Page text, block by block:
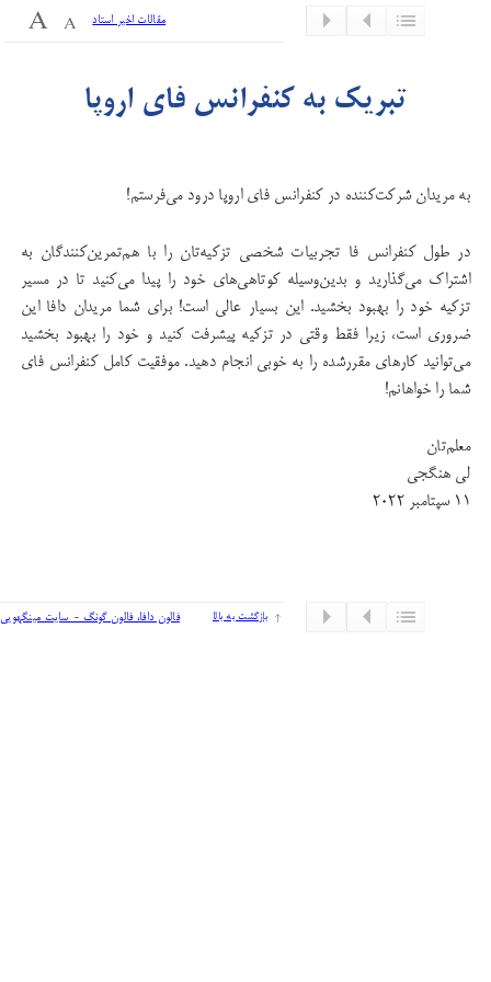
مقالات اخیر استاد
تبریک به کنفرانس فای اروپا
به مریدان شرکت‌کننده در کنفرانس فای اروپا درود می‌فرستم!
در طول کنفرانس فا تجربیات شخصی تزکیه‌تان را با هم‌تمرین‌کنندگان به
اشتراک می‌گذارید و بدین‌وسیله کوتاهی‌های خود را پیدا می‌کنید تا در مسیر
تزکیه خود را بهبود بخشید. این بسیار عالی است! برای شما مریدان دافا این
ضروری است، زیرا فقط وقتی در تزکیه پیشرفت کنید و خود را بهبود بخشید
می‌توانید کارهای مقررشده را به خوبی انجام دهید. موفقیت کامل کنفرانس فای
شما را خواهانم!
معلم‌تان
لی هنگجی
۱۱ سپتامبر ۲۰۲۲
فالون دافا، فالون گونگ - سایت مینگهویی بازگشت به بالا